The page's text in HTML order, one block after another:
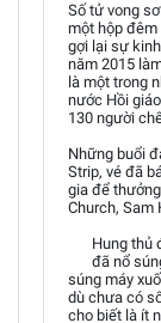
Số tử vong
một hộp đêm
gợi lại sự
năm 2015
là một trong
nước Hồi
130 người
Những buổi
Strip, vé đã
gia để
Church, Sam
Hung thủ
đã nổ
súng máy
dù chưa có
cho biết là ít